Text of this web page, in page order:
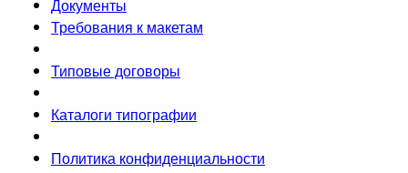
Документы
Требования к макетам
Типовые договоры
Каталоги типографии
Политика конфиденциальности